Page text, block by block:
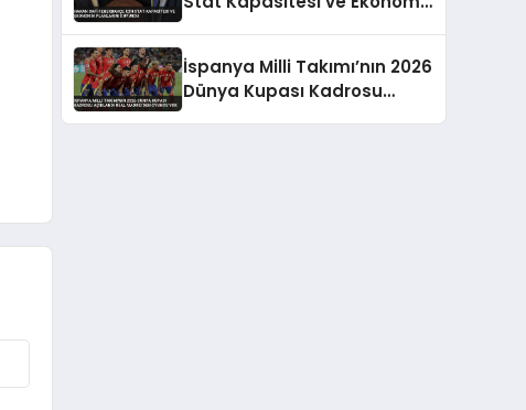
İspanya Milli Takımı’nın 2026
Dünya Kupası Kadrosu